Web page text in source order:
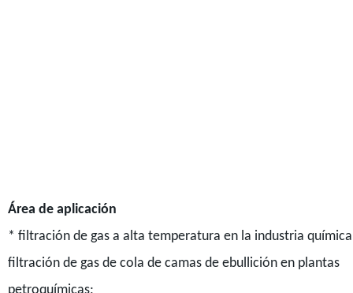
Área de aplicación
* filtración de gas a alta temperatura en la industria
filtración de gas de cola de camas de ebullición en plantas